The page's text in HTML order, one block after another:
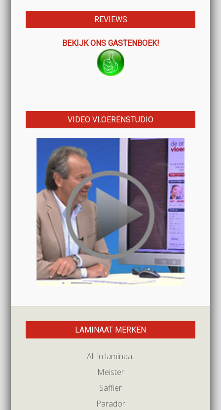
REVIEWS
BEKIJK ONS GASTENBOEK!
VIDEO VLOERENSTUDIO
LAMINAAT MERKEN
All-in laminaat
Meister
Saffier
Parador